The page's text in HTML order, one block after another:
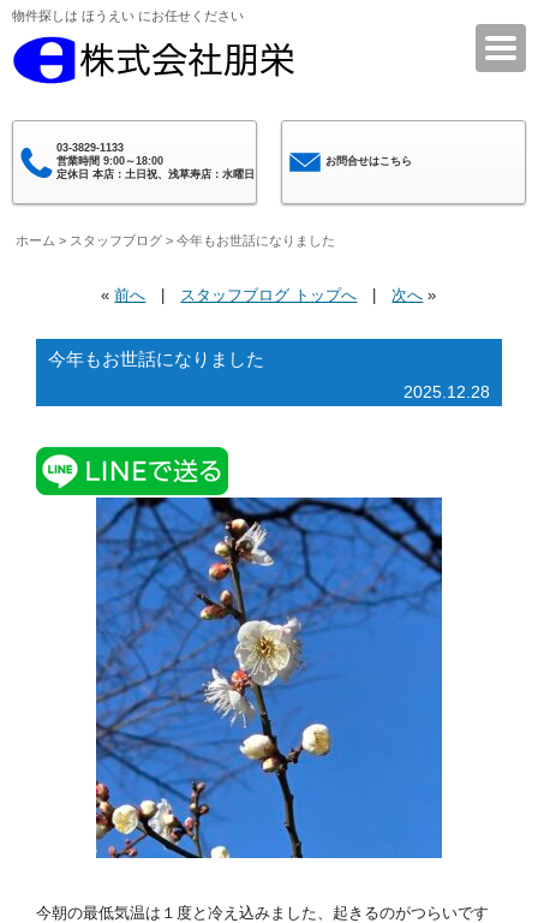
物件探しは ほうえい にお任せください
03-3829-1133
営業時間 9:00～18:00
定休日 本店：土日祝、浅草寿店：水曜日
お問合せはこちら
ホーム > スタッフブログ > 今年もお世話になりました
«前へ スタッフブログ トップへ |次へ »
今年もお世話になりました
2025.12.28
今朝の最低気温は１度と冷え込みました、起きるのがつらいです